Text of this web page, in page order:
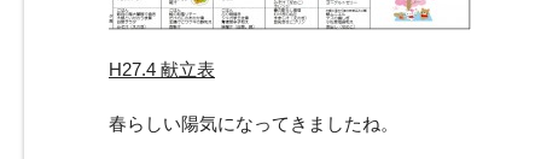
H27.4 献立表
春らしい陽気になってきましたね。